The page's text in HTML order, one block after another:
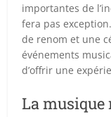
importantes de
fera pas
de renom et une
événements
d’offrir une
La musique